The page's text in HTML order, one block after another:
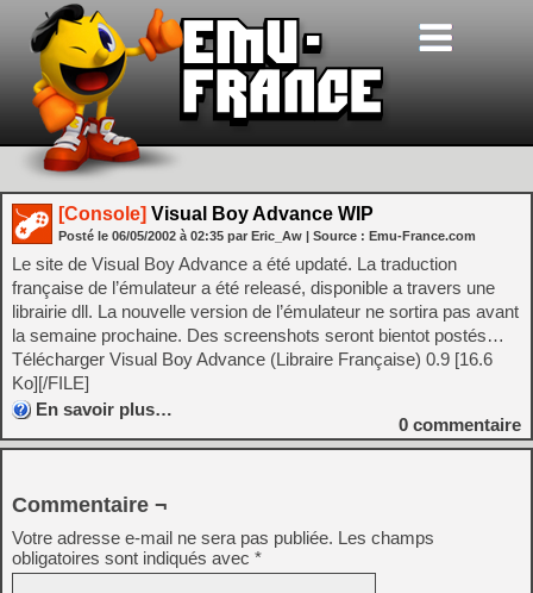
[Console] Visual Boy Advance WIP
Posté le 06/05/2002 à 02:35 par Eric_Aw | Source : Emu-France.com
Le site de Visual Boy Advance a été updaté. La traduction
française de l’émulateur a été releasé, disponible a travers une
librairie dll. La nouvelle version de l’émulateur ne sortira pas avant
la semaine prochaine. Des screenshots seront bientot postés…
Télécharger Visual Boy Advance (Libraire Française) 0.9 [16.6
Ko][/FILE]
En savoir plus…
0 commentaire
Commentaire ¬
Votre adresse e-mail ne sera pas publiée. Les champs
obligatoires sont indiqués avec *